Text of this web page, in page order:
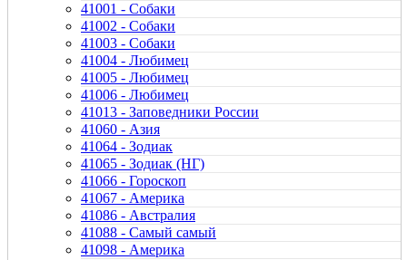
41001 - Собаки
41002 - Собаки
41003 - Собаки
41004 - Любимец
41005 - Любимец
41006 - Любимец
41013 - Заповедники России
41060 - Азия
41064 - Зодиак
41065 - Зодиак (НГ)
41066 - Гороскоп
41067 - Америка
41086 - Австралия
41088 - Самый самый
41098 - Америка